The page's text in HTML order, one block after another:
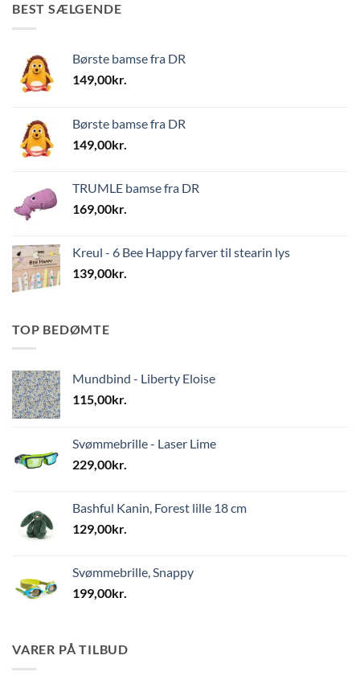
BEST SÆLGENDE
Børste bamse fra DR
149,00kr.
Børste bamse fra DR
149,00kr.
TRUMLE bamse fra DR
169,00kr.
Kreul - 6 Bee Happy farver til stearin lys
139,00kr.
TOP BEDØMTE
Mundbind - Liberty Eloise
115,00kr.
Svømmebrille - Laser Lime
229,00kr.
Bashful Kanin, Forest lille 18 cm
129,00kr.
Svømmebrille, Snappy
199,00kr.
VARER PÅ TILBUD